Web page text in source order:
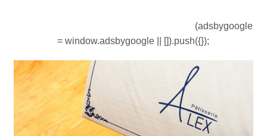
(adsbygoogle
= window.adsbygoogle || []).push({});